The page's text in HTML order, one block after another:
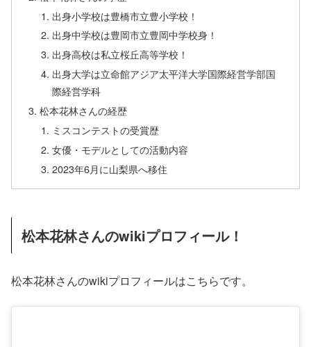
出身小学校は豊橋市立豊小学校！
出身中学校は豊岡市立豊岡中学校身！
出身高校は私立桜丘高等学校！
出身大学は立命館アジア太平洋大学国際経営学部国
際経営学科
松本花林さんの経歴
ミスコンテストの受賞歴
女優・モデルとしての活動内容
2023年6月に山梨県へ移住
松本花林さんのwikiプロフィール！
松本花林さんのwikiプロフィールはこちらです。